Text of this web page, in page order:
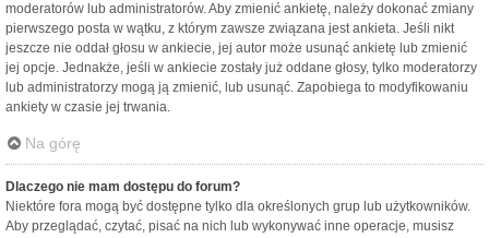
moderatorów lub administratorów. Aby zmienić ankietę, należy dokonać zmiany
pierwszego posta w wątku, z którym zawsze związana jest ankieta. Jeśli nikt
jeszcze nie oddał głosu w ankiecie, jej autor może usunąć ankietę lub zmienić
jej opcje. Jednakże, jeśli w ankiecie zostały już oddane głosy, tylko moderatorzy
lub administratorzy mogą ją zmienić, lub usunąć. Zapobiega to modyfikowaniu
ankiety w czasie jej trwania.
Na górę
Dlaczego nie mam dostępu do forum?
Niektóre fora mogą być dostępne tylko dla określonych grup lub użytkowników.
Aby przeglądać, czytać, pisać na nich lub wykonywać inne operacje, musisz